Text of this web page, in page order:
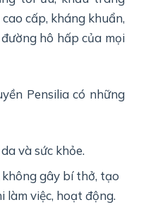
cấp, kháng khuẩn,
hô hấp của mọi
Pensilia có những
và sức khỏe.
gây bí thở, tạo
làm việc, hoạt động.